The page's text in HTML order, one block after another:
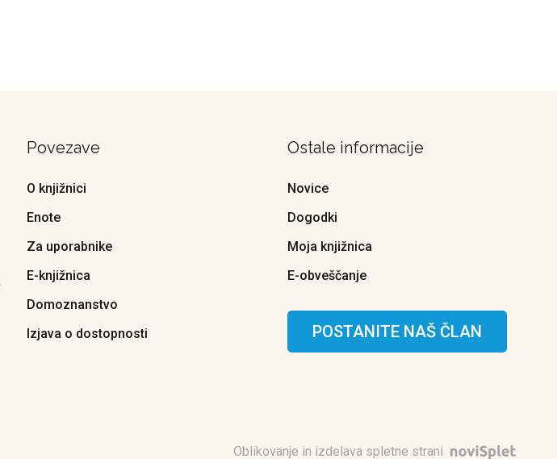
Povezave
O knjižnici
Enote
Za uporabnike
E-knjižnica
Domoznanstvo
Izjava o dostopnosti
Ostale informacije
Novice
Dogodki
Moja knjižnica
E-obveščanje
POSTANITE NAŠ ČLAN
Oblikovanje in izdelava spletne strani